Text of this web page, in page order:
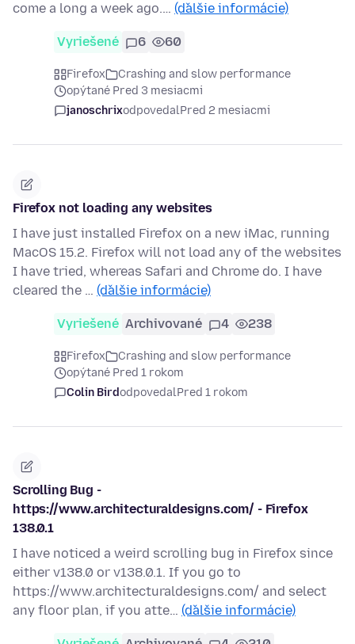
come a long a week ago.… (ďalšie informácie)
Vyriešené 6 60
Firefox
Crashing and slow performance
opýtané Pred 3 mesiacmi
janoschrixodpovedalPred 2 mesiacmi
Firefox not loading any websites
I have just installed Firefox on a new iMac, running
MacOS 15.2. Firefox will not load any of the websites
I have tried, whereas Safari and Chrome do. I have
cleared the … (ďalšie informácie)
Vyriešené Archivované 4 238
Firefox
Crashing and slow performance
opýtané Pred 1 rokom
Colin BirdodpovedalPred 1 rokom
Scrolling Bug -
https://www.architecturaldesigns.com/ - Firefox
138.0.1
I have noticed a weird scrolling bug in Firefox since
either v138.0 or v138.0.1. If you go to
https://www.architecturaldesigns.com/ and select
any floor plan, if you atte… (ďalšie informácie)